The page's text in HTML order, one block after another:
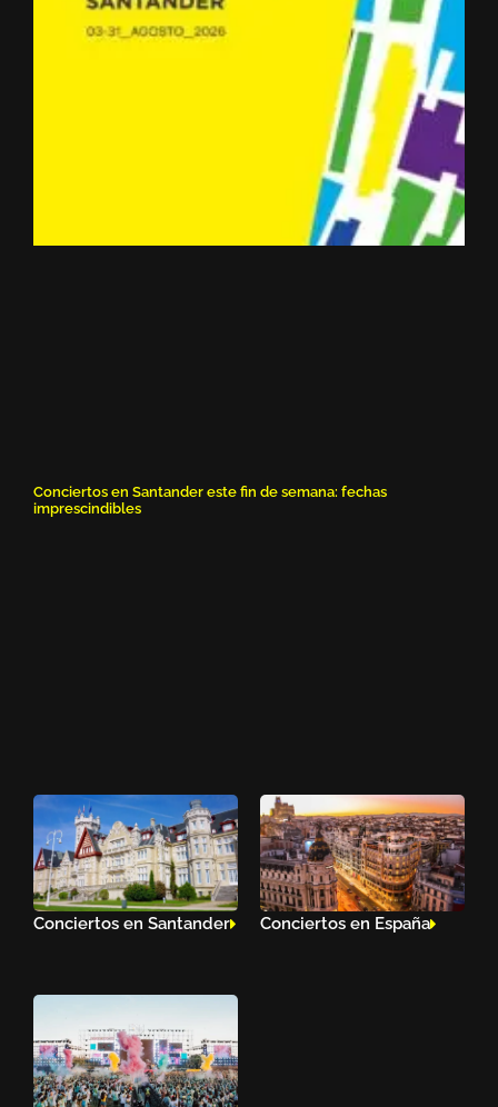
Conciertos en Santander este fin de semana: fechas
imprescindibles
Conciertos en Santander Conciertos en España